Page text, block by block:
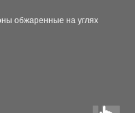
обжаренные на углях